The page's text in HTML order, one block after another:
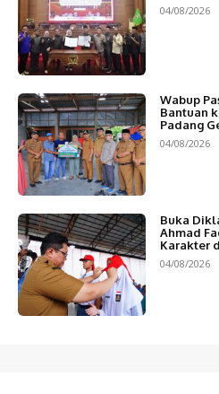
04/08/2026
Wabup
Bantuan
Padang
04/08/2026
Buka
Ahmad
Karakter
04/08/2026